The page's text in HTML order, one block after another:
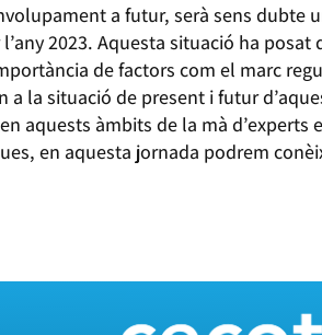
a futur, serà sens dubte
2023. Aquesta situació ha
de factors com el marc
a la situació de present i futur
aquests àmbits de la mà
en aquesta jornada podrem